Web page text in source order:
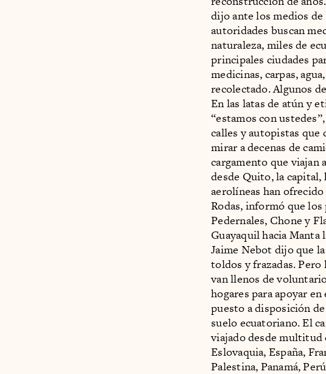
dijo ante los medios
autoridades buscan
naturaleza, miles de
principales ciudades
medicinas, carpas,
recolectado. Algunos
En las latas de atún y
“estamos con
calles y autopistas que
mirar a decenas de
cargamento que viajan
desde Quito, la capital,
aerolíneas han
Rodas, informó que
Pedernales, Chone y
Guayaquil hacia Manta
Jaime Nebot dijo que
toldos y frazadas.
van llenos de
hogares para apoyar
puesto a disposición
suelo ecuatoriano. El
viajado desde multitud
Eslovaquia, España,
Palestina, Panamá,